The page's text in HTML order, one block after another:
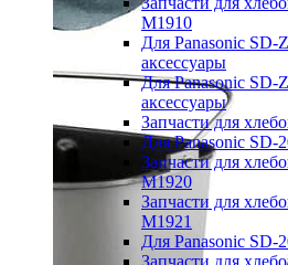
M1910
Для Panasonic SD-
аксессуары
Для Panasonic SD-
аксессуары
Запчасти для
Для Panasonic SD-
Запчасти для
M1920
Запчасти для
M1921
Для Panasonic SD-
Запчасти для